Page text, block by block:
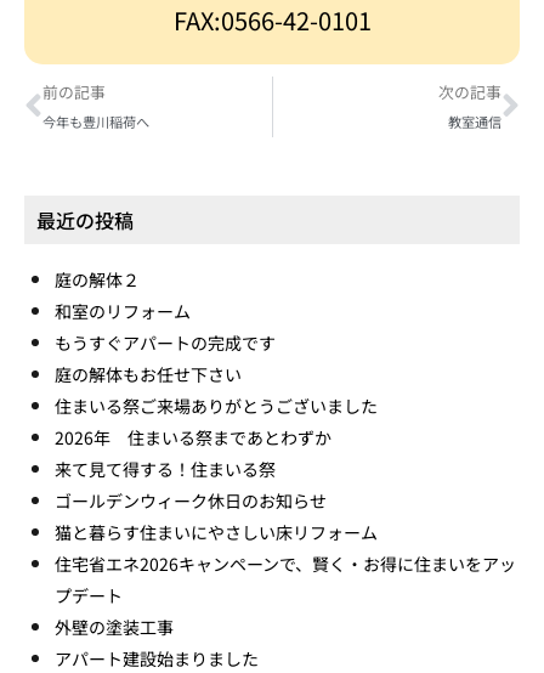
FAX:0566-42-0101
前の記事
今年も豊川稲荷へ
次の記事
教室通信
最近の投稿
庭の解体２
和室のリフォーム
もうすぐアパートの完成です
庭の解体もお任せ下さい
住まいる祭ご来場ありがとうございました
2026年 住まいる祭まであとわずか
来て見て得する！住まいる祭
ゴールデンウィーク休日のお知らせ
猫と暮らす住まいにやさしい床リフォーム
住宅省エネ2026キャンペーンで、賢く・お得に住まいをアッ
プデート
外壁の塗装工事
アパート建設始まりました